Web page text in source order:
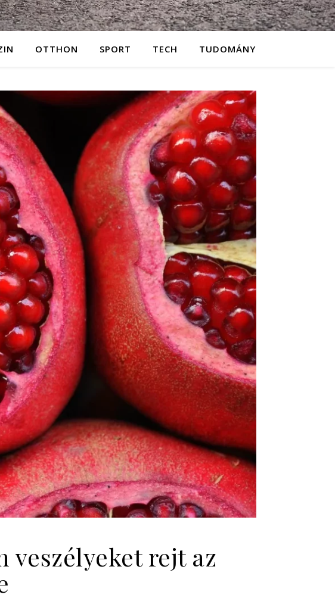
OTTHON SPORT TECH TUDOMÁNY
veszélyeket rejt az